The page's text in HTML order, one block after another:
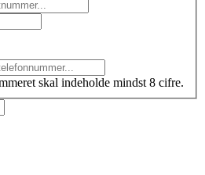
skal indeholde mindst 8 cifre.